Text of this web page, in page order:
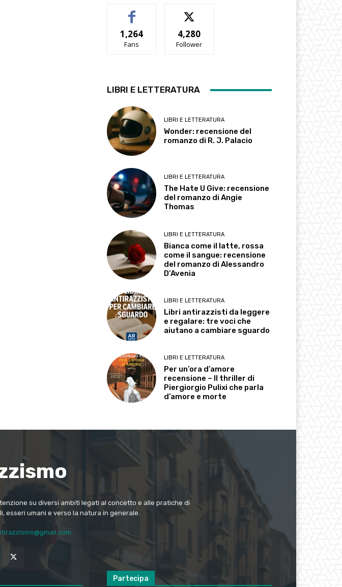
1,264
Fans
4,280
Follower
LIBRI E LETTERATURA
LIBRI E LETTERATURA
Wonder: recensione del
romanzo di R. J. Palacio
LIBRI E LETTERATURA
The Hate U Give: recensione
del romanzo di Angie
Thomas
LIBRI E LETTERATURA
Bianca come il latte, rossa
come il sangue: recensione
del romanzo di Alessandro
D’Avenia
LIBRI E LETTERATURA
Libri antirazzisti da leggere
e regalare: tre voci che
aiutano a cambiare sguardo
LIBRI E LETTERATURA
Per un’ora d’amore
recensione – Il thriller di
Piergiorgio Pulixi che parla
d’amore e morte
su diversi ambiti legati al concetto e alle pratiche di
esseri umani e verso la natura in generale.
Partecipa